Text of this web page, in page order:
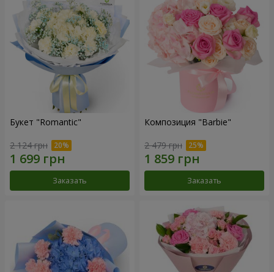
Букет "Romantic"
2 124 грн
Заказать
Композиция "Barbie"
2 479 грн
Заказать